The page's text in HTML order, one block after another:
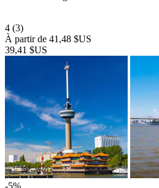
4 (3)
À partir de 41,48 $US
39,41 $US
-5%